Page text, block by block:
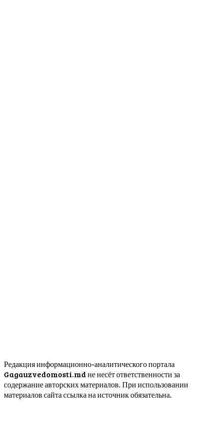
Редакция информационно-аналитического портала
Gagauzvedomosti.md не несёт ответственности за
содержание авторских материалов. При использовании
материалов сайта ссылка на источник обязательна.